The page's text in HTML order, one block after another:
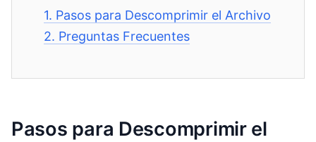
1. Pasos para Descomprimir el Archivo
2. Preguntas Frecuentes
Pasos para Descomprimir el